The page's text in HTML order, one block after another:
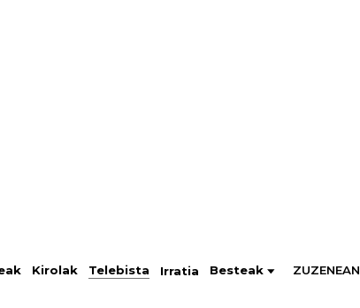
Kirolak Telebista Irratia Besteak ZUZENEAN